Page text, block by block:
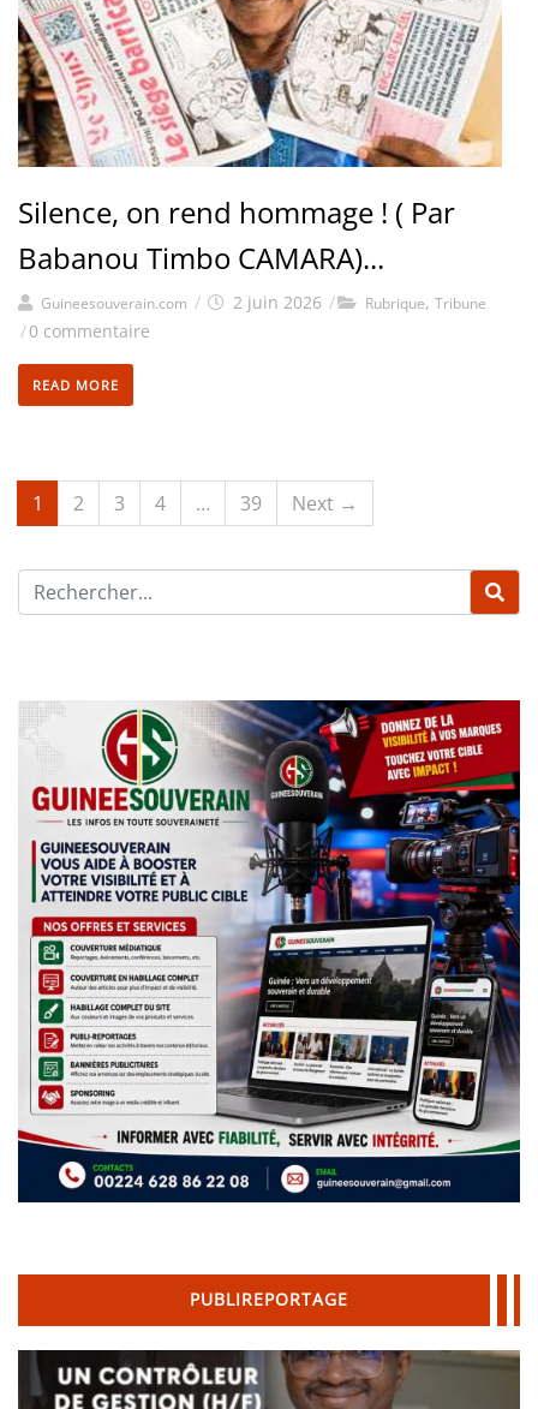
Silence, on rend hommage ! ( Par
Babanou Timbo CAMARA)...
Guineesouverain.com / 2 juin 2026 / Rubrique, Tribune
/0 commentaire
READ MORE
1 2 3 4 … 39 Next →
PUBLIREPORTAGE